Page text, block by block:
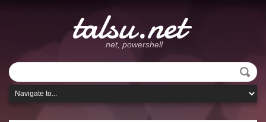
talsu.net
.net, powershell